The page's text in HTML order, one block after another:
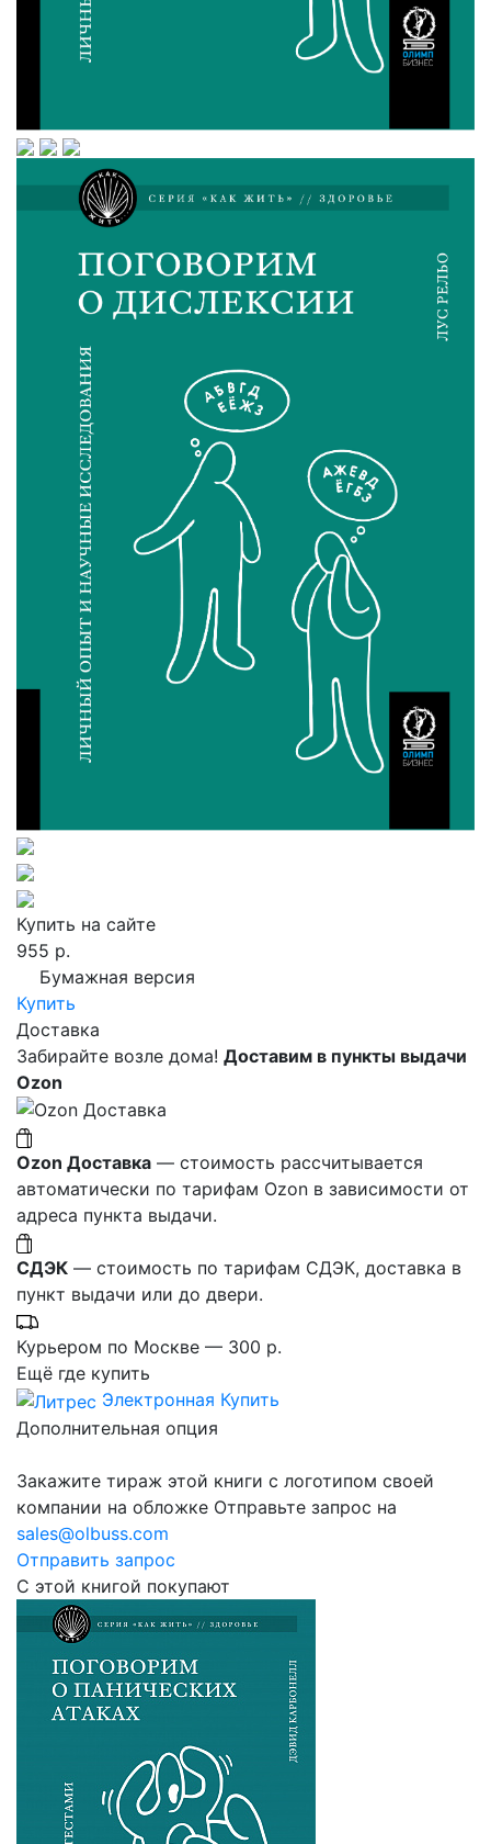
Купить на сайте
955 р.
Бумажная версия
Купить
Доставка
Забирайте возле дома! Доставим в пункты выдачи
Ozon
Ozon Доставка — стоимость рассчитывается
автоматически по тарифам Ozon в зависимости от
адреса пункта выдачи.
СДЭК — стоимость по тарифам СДЭК, доставка в
пункт выдачи или до двери.
Курьером по Москве — 300 р.
Ещё где купить
Электронная Купить
Дополнительная опция
Закажите тираж этой книги с логотипом своей
компании на обложке Отправьте запрос на
sales@olbuss.com
Отправить запрос
С этой книгой покупают